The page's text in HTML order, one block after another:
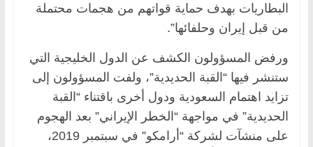
البطاريات بهدف حماية قواتهم من هجمات محتملة
من قبل إيران وحلفائها”.
ورفض المسؤولون الكشف عن الدول الخليجية التي
ستنشر فيها “القبة الحديدية”، ولفت المسؤولون إلى
تزايد اهتمام السعودية ودول أخرى باقتناء “القبة
الحديدية” في مواجهة “الخطر الإيراني” بعد الهجوم
على منشآت لشركة “أرامكو” في سبتمبر 2019،